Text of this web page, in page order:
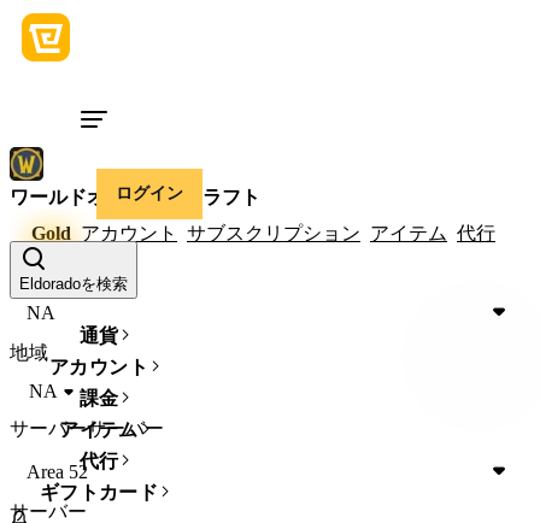
ログイン
Eldoradoを検索
通貨
アカウント
課金
アイテム
代行
ギフトカード
ワールドオブウォークラフト
Gold アカウント サブスクリプション アイテム 代行
地域
NA
地域
NA
サーバーサーバー
Area 52
サーバー